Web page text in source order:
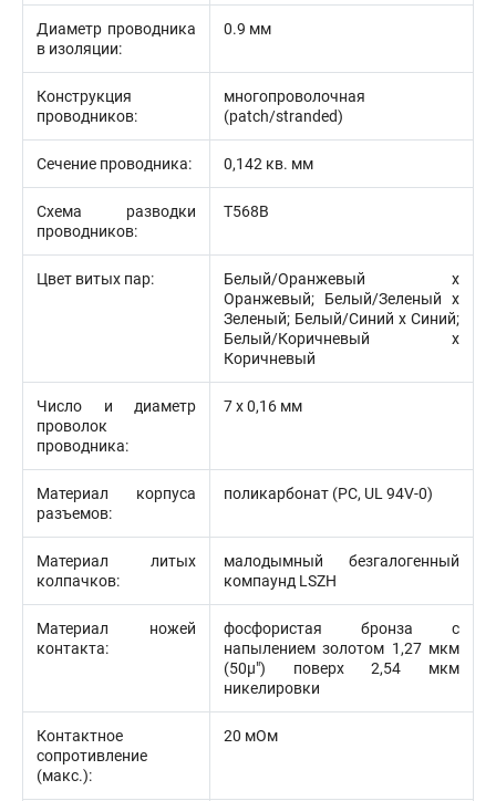
Диаметр проводника
в изоляции:
0.9 мм
Конструкция
проводников:
многопроволочная
(patch/stranded)
Сечение проводника: 0,142 кв. мм
Схема разводки
проводников:
T568B
Цвет витых пар:
Белый/Оранжевый х
Оранжевый; Белый/Зеленый х
Зеленый; Белый/Синий х Синий;
Белый/Коричневый х
Коричневый
Число и диаметр
проволок
проводника:
7 х 0,16 мм
Материал корпуса
разъемов:
поликарбонат (PC, UL 94V-0)
Материал литых
колпачков:
малодымный безгалогенный
компаунд LSZH
Материал ножей
контакта:
фосфористая бронза с
напылением золотом 1,27 мкм
(50µ") поверх 2,54 мкм
никелировки
Контактное
сопротивление
(макс.):
20 мОм